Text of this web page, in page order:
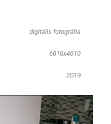
​digitális fotográfia
6010x4010
2019​